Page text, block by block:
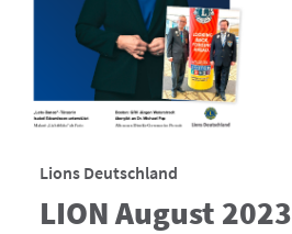
Lions Deutschland
LION August 2023